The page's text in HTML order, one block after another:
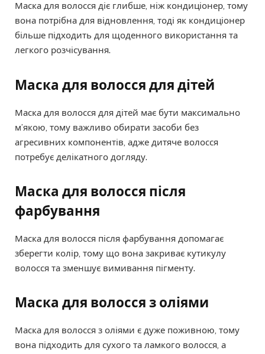
Маска для волосся діє глибше, ніж кондиціонер, тому
вона потрібна для відновлення, тоді як кондиціонер
більше підходить для щоденного використання та
легкого розчісування.
Маска для волосся для дітей
Маска для волосся для дітей має бути максимально
м’якою, тому важливо обирати засоби без
агресивних компонентів, адже дитяче волосся
потребує делікатного догляду.
Маска для волосся після
фарбування
Маска для волосся після фарбування допомагає
зберегти колір, тому що вона закриває кутикулу
волосся та зменшує вимивання пігменту.
Маска для волосся з оліями
Маска для волосся з оліями є дуже поживною, тому
вона підходить для сухого та ламкого волосся, а